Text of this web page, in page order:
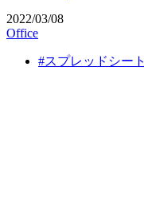
2022/03/08
Office
#スプレッドシート